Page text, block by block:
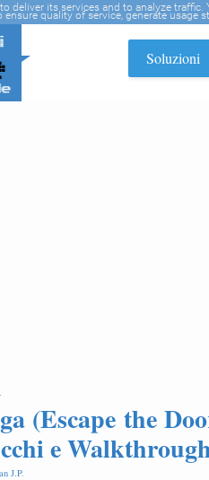
Soluzioni
(Escape the
e
J.P.
deliver its services and to analyze
quality of service, generate usage